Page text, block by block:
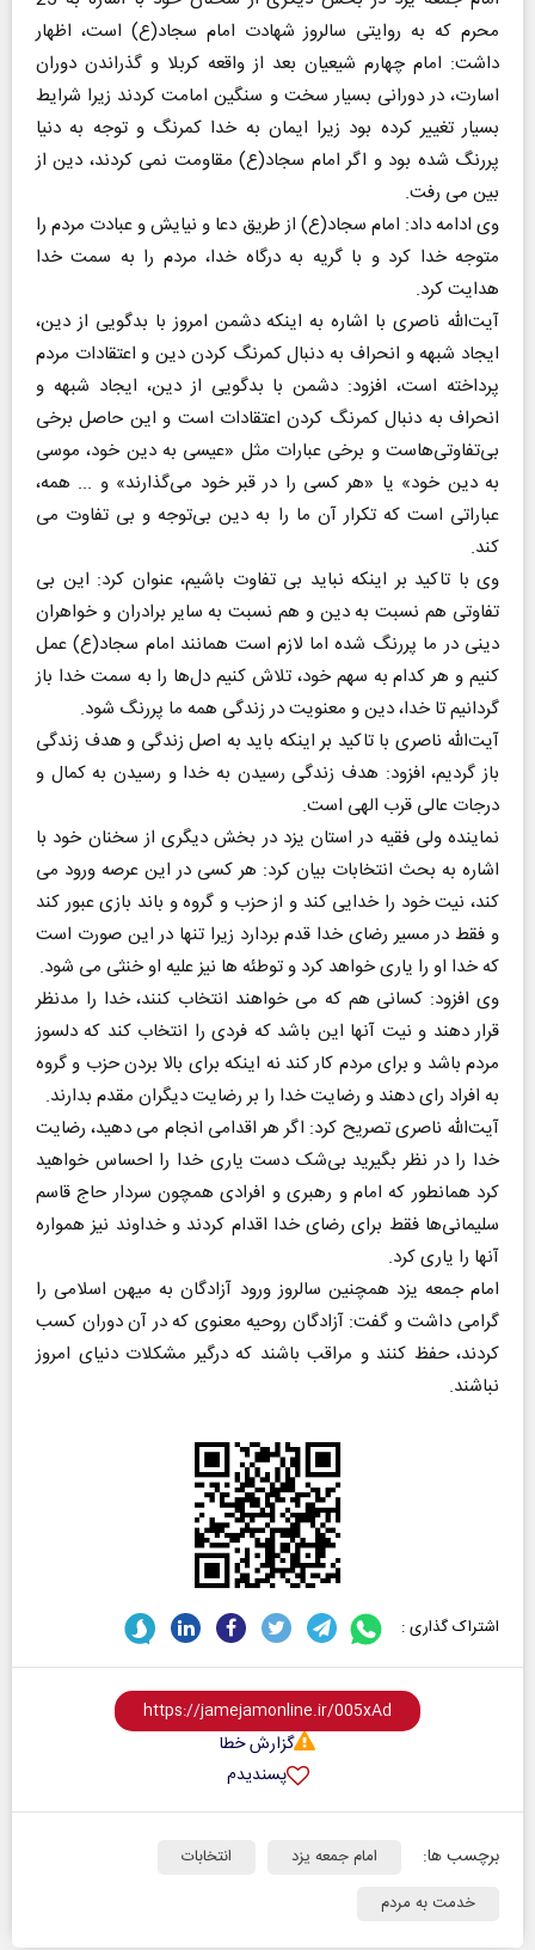
محرم که به روایتی سالروز شهادت امام سجاد(ع) است، اظهار
داشت: امام چهارم شیعیان بعد از واقعه کربلا و گذراندن دوران
اسارت، در دورانی بسیار سخت و سنگین امامت کردند زیرا شرایط
بسیار تغییر کرده بود زیرا ایمان به خدا کمرنگ و توجه به دنیا
پررنگ شده بود و اگر امام سجاد(ع) مقاومت نمی کردند، دین از
بین می رفت.
وی ادامه داد: امام سجاد(ع) از طریق دعا و نیایش و عبادت مردم را
متوجه خدا کرد و با گریه به درگاه خدا، مردم را به سمت خدا
هدایت کرد.
آیت‌الله ناصری با اشاره به اینکه دشمن امروز با بدگویی از دین،
ایجاد شبهه و انحراف به دنبال کمرنگ کردن دین و اعتقادات مردم
پرداخته است، افزود: دشمن با بدگویی از دین، ایجاد شبهه و
انحراف به دنبال کمرنگ کردن اعتقادات است و این حاصل برخی
بی‌تفاوتی‌هاست و برخی عبارات مثل «عیسی به دین خود، موسی
به دین خود» یا «هر کسی را در قبر خود می‌گذارند» و ... همه،
عباراتی است که تکرار آن ما را به دین بی‌توجه و بی تفاوت می
کند.
وی با تاکید بر اینکه نباید بی تفاوت باشیم، عنوان کرد: این بی
تفاوتی هم نسبت به دین و هم نسبت به سایر برادران و خواهران
دینی در ما پررنگ شده اما لازم است همانند امام سجاد(ع) عمل
کنیم و هر کدام به سهم خود، تلاش کنیم دل‌ها را به سمت خدا باز
گردانیم تا خدا، دین و معنویت در زندگی همه ما پررنگ شود.
آیت‌الله ناصری با تاکید بر اینکه باید به اصل زندگی و هدف زندگی
باز گردیم، افزود: هدف زندگی رسیدن به خدا و رسیدن به کمال و
درجات عالی قرب الهی است.
نماینده ولی فقیه در استان یزد در بخش دیگری از سخنان خود با
اشاره به بحث انتخابات بیان کرد: هر کسی در این عرصه ورود می
کند، نیت خود را خدایی کند و از حزب و گروه و باند بازی عبور کند
و فقط در مسیر رضای خدا قدم بردارد زیرا تنها در این صورت است
که خدا او را یاری خواهد کرد و توطئه ها نیز علیه او خنثی می شود.
وی افزود: کسانی هم که می خواهند انتخاب کنند، خدا را مدنظر
قرار دهند و نیت آنها این باشد که فردی را انتخاب کند که دلسوز
مردم باشد و برای مردم کار کند نه اینکه برای بالا بردن حزب و گروه
به افراد رای دهند و رضایت خدا را بر رضایت دیگران مقدم بدارند.
آیت‌الله ناصری تصریح کرد: اگر هر اقدامی انجام می دهید، رضایت
خدا را در نظر بگیرید بی‌شک دست یاری خدا را احساس خواهید
کرد همانطور که امام و رهبری و افرادی همچون سردار حاج قاسم
سلیمانی‌ها فقط برای رضای خدا اقدام کردند و خداوند نیز همواره
آنها را یاری کرد.
امام جمعه یزد همچنین سالروز ورود آزادگان به میهن اسلامی را
گرامی داشت و گفت: آزادگان روحیه معنوی که در آن دوران کسب
کردند، حفظ کنند و مراقب باشند که درگیر مشکلات دنیای امروز
نباشند.
اشتراک گذاری :
گزارش خطا
پسندیدم
برچسب ها: امام جمعه یزد
انتخابات
خدمت به مردم